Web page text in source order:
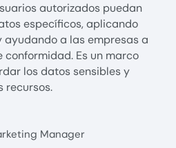
autorizados puedan
específicos, aplicando
a las empresas a
Es un marco
los datos sensibles y
recursos.
Manager